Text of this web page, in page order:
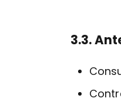
3.3.